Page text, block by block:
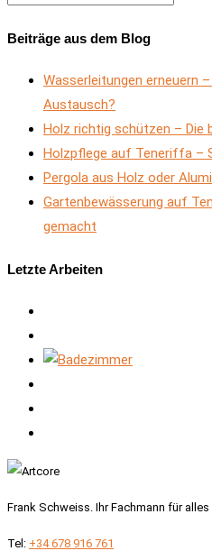
Beiträge aus dem Blog
Wasserleitungen erneuern
Austausch?
Holz richtig schützen –
Holzpflege auf Teneriffa –
Pergola aus Holz oder
Gartenbewässerung auf
gemacht
Letzte Arbeiten
Frank Schweiss. Ihr Fachmann für alles
Tel: +34 678 916 761